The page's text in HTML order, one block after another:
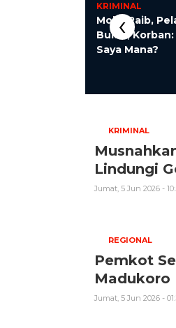
KRIMINAL
Mobil Raib,
Bulan,
Saya Mana?
‹
KRIMINAL
Lindungi
Jumat, 5 Jun 2026 -
REGIONAL
Pemkot
Madukoro
Jumat, 5 Jun 2026 -